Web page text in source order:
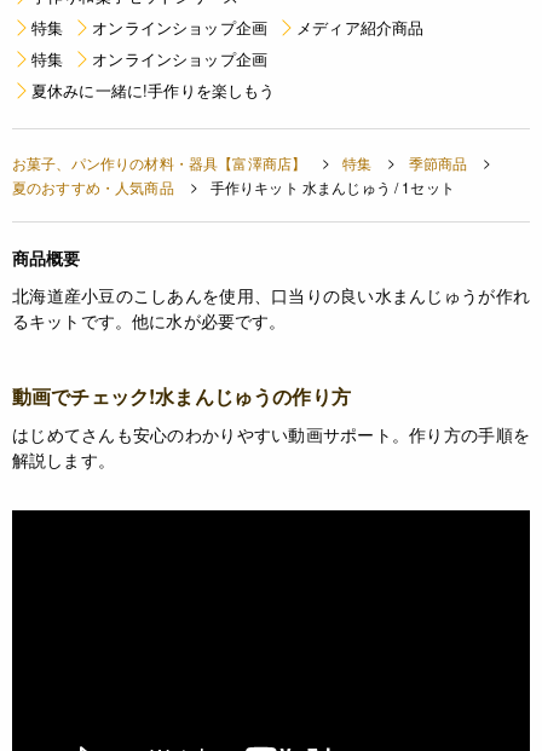
特集
オンラインショップ企画
メディア紹介商品
特集
オンラインショップ企画
夏休みに一緒に!手作りを楽しもう
お菓子、パン作りの材料・器具【富澤商店】 特集
季節商品
夏のおすすめ・人気商品
手作りキット 水まんじゅう / 1セット
商品概要
北海道産小豆のこしあんを使用、口当りの良い水まんじゅうが作れ
るキットです。他に水が必要です。
動画でチェック!水まんじゅうの作り方
はじめてさんも安心のわかりやすい動画サポート。作り方の手順を
解説します。